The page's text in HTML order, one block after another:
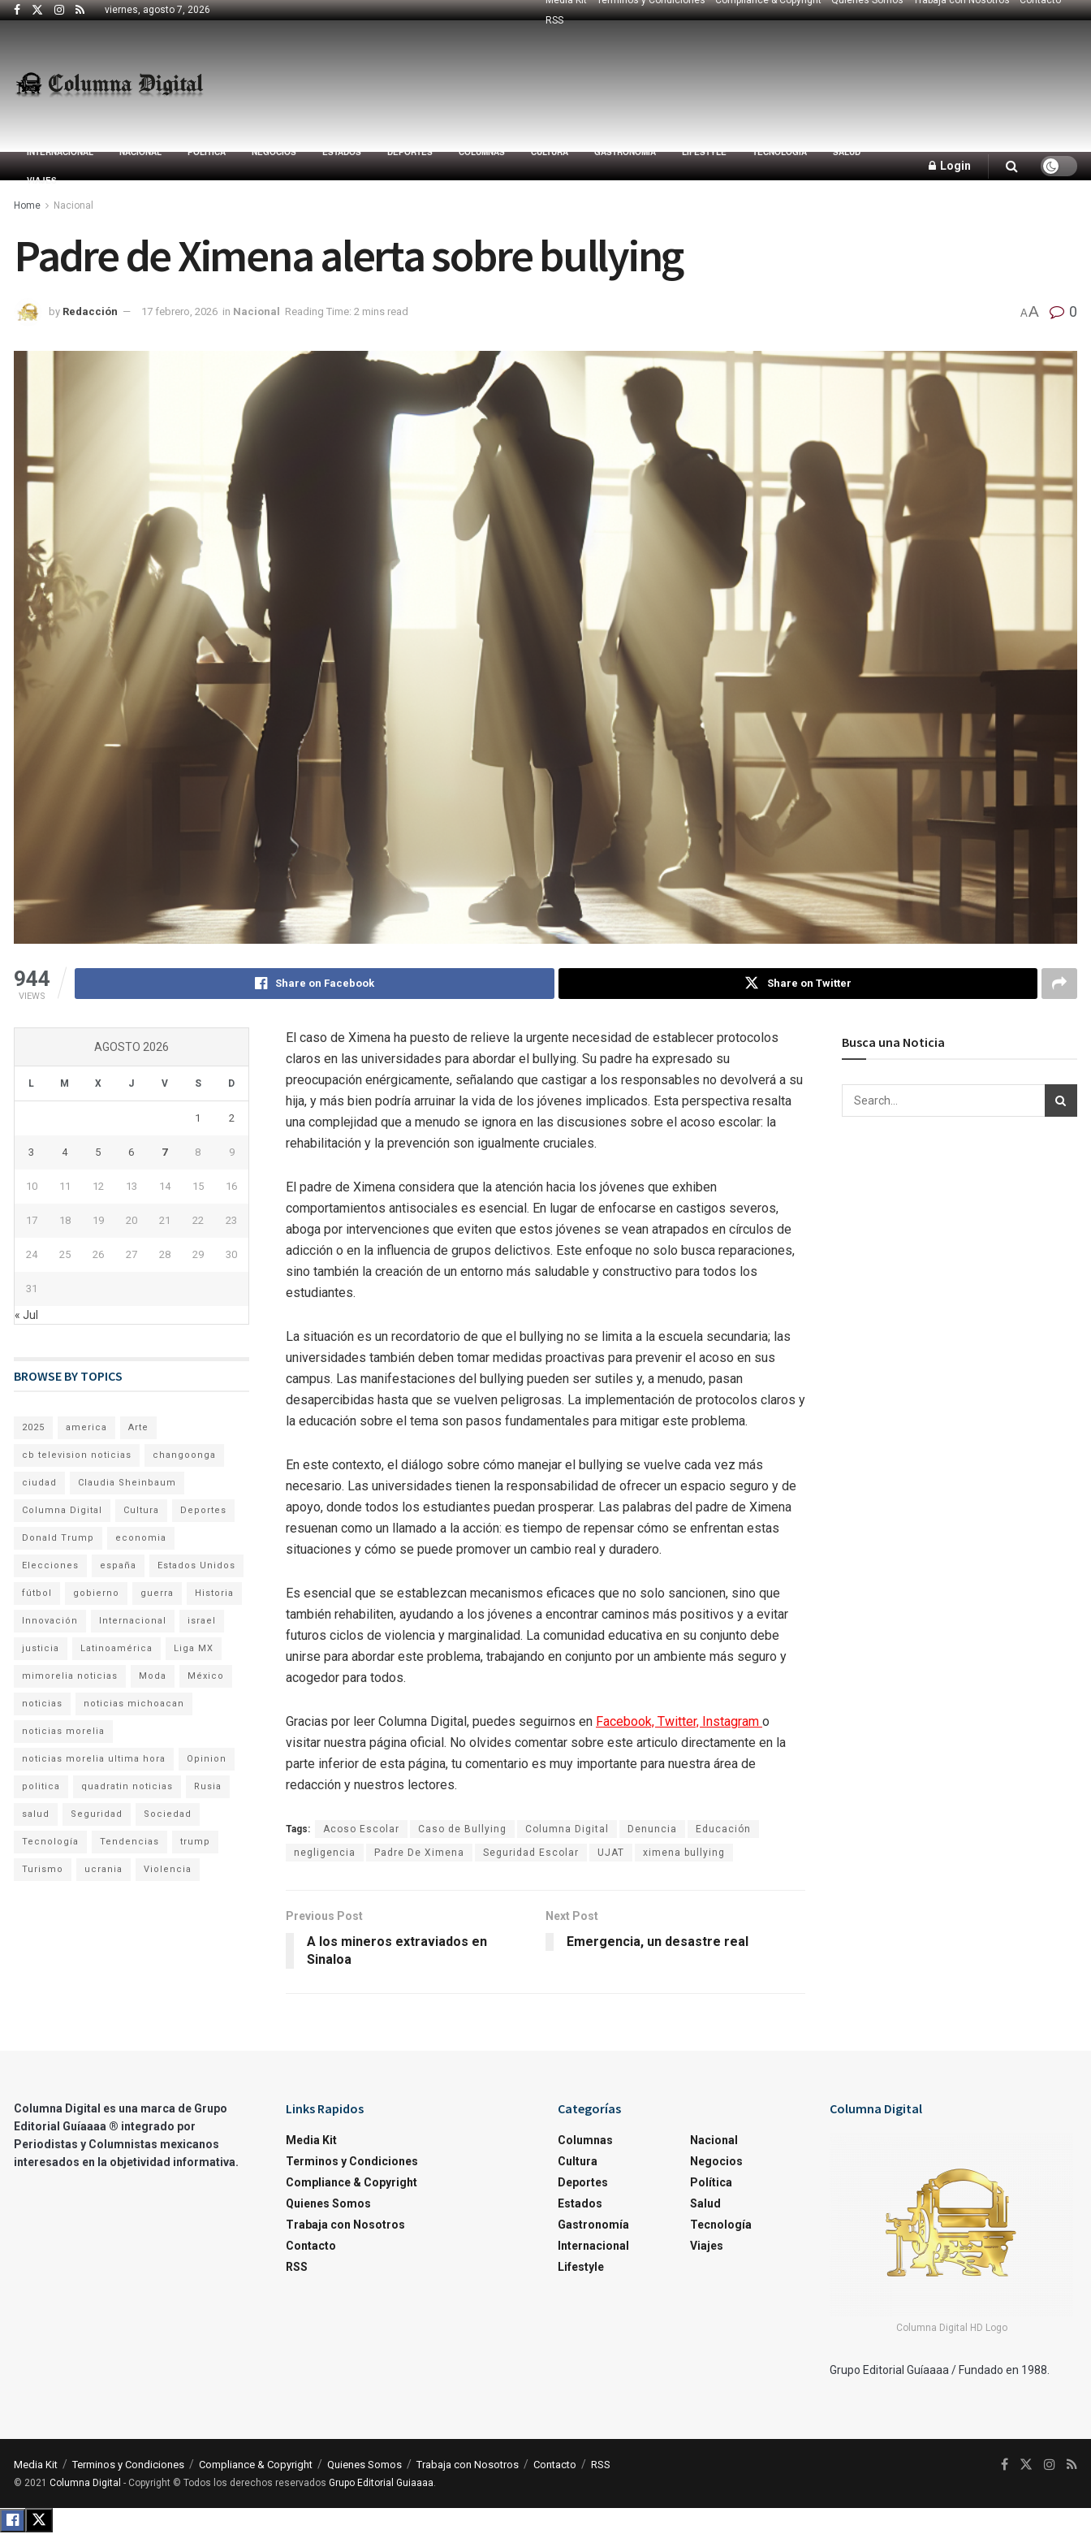
viernes, agosto 7, 2026
RSS
INTERNACIONAL NACIONAL POLÍTICA NEGOCIOS ESTADOS DEPORTES COLUMNAS CULTURA GASTRONOMÍA LIFESTYLE TECNOLOGÍA SALUD
VIAJES
Login
Home Nacional
Padre de Ximena alerta sobre bullying
by Redacción 17 febrero, 2026 in Nacional Reading Time: 2 mins read AA 0
944
VIEWS
Share on Facebook Share on Twitter
El caso de Ximena ha puesto de relieve la urgente necesidad de establecer protocolos
claros en las universidades para abordar el bullying. Su padre ha expresado su
preocupación enérgicamente, señalando que castigar a los responsables no devolverá a su
hija, y más bien podría arruinar la vida de los jóvenes implicados. Esta perspectiva resalta
una complejidad que a menudo se ignora en las discusiones sobre el acoso escolar: la
rehabilitación y la prevención son igualmente cruciales.
El padre de Ximena considera que la atención hacia los jóvenes que exhiben
comportamientos antisociales es esencial. En lugar de enfocarse en castigos severos,
aboga por intervenciones que eviten que estos jóvenes se vean atrapados en círculos de
adicción o en la influencia de grupos delictivos. Este enfoque no solo busca reparaciones,
sino también la creación de un entorno más saludable y constructivo para todos los
estudiantes.
La situación es un recordatorio de que el bullying no se limita a la escuela secundaria; las
universidades también deben tomar medidas proactivas para prevenir el acoso en sus
campus. Las manifestaciones del bullying pueden ser sutiles y, a menudo, pasan
desapercibidas hasta que se vuelven peligrosas. La implementación de protocolos claros y
la educación sobre el tema son pasos fundamentales para mitigar este problema.
En este contexto, el diálogo sobre cómo manejar el bullying se vuelve cada vez más
necesario. Las universidades tienen la responsabilidad de ofrecer un espacio seguro y de
apoyo, donde todos los estudiantes puedan prosperar. Las palabras del padre de Ximena
resuenan como un llamado a la acción: es tiempo de repensar cómo se enfrentan estas
situaciones y cómo se puede promover un cambio real y duradero.
Es esencial que se establezcan mecanismos eficaces que no solo sancionen, sino que
también rehabiliten, ayudando a los jóvenes a encontrar caminos más positivos y a evitar
futuros ciclos de violencia y marginalidad. La comunidad educativa en su conjunto debe
unirse para abordar este problema, trabajando en conjunto por un ambiente más seguro y
acogedor para todos.
Gracias por leer Columna Digital, puedes seguirnos en Facebook, Twitter, Instagram o
visitar nuestra página oficial. No olvides comentar sobre este articulo directamente en la
parte inferior de esta página, tu comentario es muy importante para nuestra área de
redacción y nuestros lectores.
Tags: Acoso Escolar Caso de Bullying Columna Digital Denuncia Educación
negligencia Padre De Ximena Seguridad Escolar UJAT ximena bullying
Previous Post
A los mineros extraviados en
Sinaloa
Next Post
Emergencia, un desastre real
AGOSTO 2026
L M X J V S D
1 2
3 4 5 6 7 8 9
10 11 12 13 14 15 16
17 18 19 20 21 22 23
24 25 26 27 28 29 30
31
« Jul
BROWSE BY TOPICS
2025 america Arte
cb television noticias changoonga
ciudad Claudia Sheinbaum
Columna Digital Cultura Deportes
Donald Trump economia
Elecciones españa Estados Unidos
fútbol gobierno guerra Historia
Innovación Internacional israel
justicia Latinoamérica Liga MX
mimorelia noticias Moda México
noticias noticias michoacan
noticias morelia
noticias morelia ultima hora Opinion
politica quadratin noticias Rusia
salud Seguridad Sociedad
Tecnología Tendencias trump
Turismo ucrania Violencia
Busca una Noticia
Columna Digital es una marca de Grupo
Editorial Guíaaaa ® integrado por
Periodistas y Columnistas mexicanos
interesados en la objetividad informativa.
Links Rapidos
Media Kit
Terminos y Condiciones
Compliance & Copyright
Quienes Somos
Trabaja con Nosotros
Contacto
RSS
Categorías
Columnas
Cultura
Deportes
Estados
Gastronomía
Internacional
Lifestyle
Nacional
Negocios
Política
Salud
Tecnología
Viajes
Columna Digital
Columna Digital HD Logo
Grupo Editorial Guíaaaa / Fundado en 1988.
Media Kit Terminos y Condiciones Compliance & Copyright Quienes Somos Trabaja con Nosotros Contacto RSS
© 2021 Columna Digital - Copyright © Todos los derechos reservados Grupo Editorial Guiaaaa